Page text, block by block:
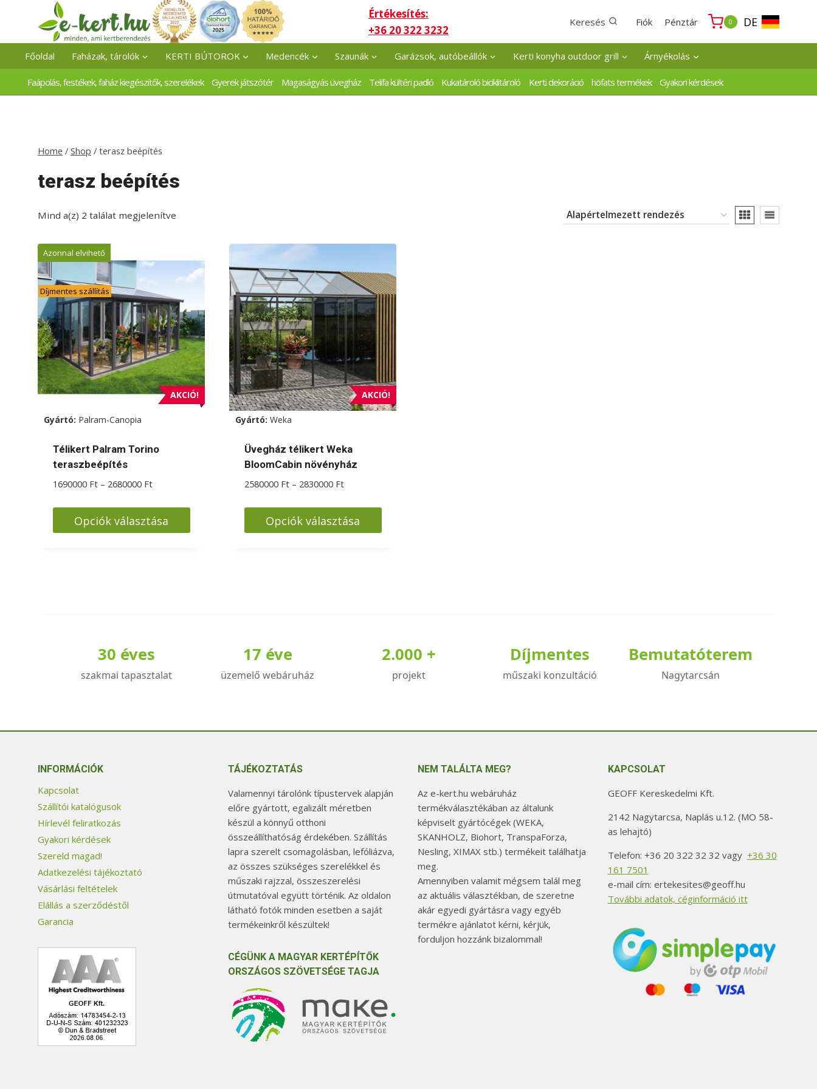
content
Értékesítés:
+36 20 322 3232
Keresés Fiók Pénztár 0 DE
Főoldal Faházak, tárolók KERTI BÚTOROK Medencék Szaunák Garázsok, autóbeállók Kerti konyha outdoor grill Árnyékolás
Faápolás, festékek, faház kiegészítők, szerelékek Gyerek játszótér Magaságyás üvegház Telifa kültéri padló Kukatároló biciklitároló Kerti dekoráció höfats termékek Gyakori kérdések
Home / Shop / terasz beépítés
terasz beépítés
Mind a(z) 2 találat megjelenítve
AKCIÓ!
Azonnal elvihető
Díjmentes szállítás
Gyártó: Palram-Canopia
Télikert Palram Torino
teraszbeépítés
1690000 Ft – 2680000 FtÁrtartomány:
-
2680000 Ft
Opciók választása
változatok
AKCIÓ!
Gyártó: Weka
Üvegház télikert Weka
BloomCabin növényház
2580000 Ft – 2830000 FtÁrtartomány:
-
2830000 Ft
Opciók választása
változatok
a
30 éves
szakmai tapasztalat
17 éve
üzemelő webáruház
2.000 +
projekt
Díjmentes
műszaki konzultáció
Bemutatóterem
Nagytarcsán
INFORMÁCIÓK
Kapcsolat
Szállítói katalógusok
Hírlevél feliratkozás
Gyakori kérdések
Szereld magad!
Adatkezelési tájékoztató
Vásárlási feltételek
Elállás a szerződéstől
Garancia
TÁJÉKOZTATÁS
Valamennyi tárolónk típustervek alapján
előre gyártott, egalizált méretben
készül a könnyű otthoni
összeállíthatóság érdekében. Szállítás
lapra szerelt csomagolásban, lefóliázva,
az összes szükséges szerelékkel és
műszaki rajzzal, összeszerelési
útmutatóval együtt történik. Az oldalon
látható fotók minden esetben a saját
termékeinkről készültek!
CÉGÜNK A MAGYAR KERTÉPÍTŐK
ORSZÁGOS SZÖVETSÉGE TAGJA
NEM TALÁLTA MEG?
Az e-kert.hu webáruház
termékválasztékában az általunk
képviselt gyártócégek (WEKA,
SKANHOLZ, Biohort, TranspaForza,
Nesling, XIMAX stb.) termékeit találhatja
meg.
Amennyiben valamit mégsem talál meg
az aktuális választékban, de szeretne
akár egyedi gyártásra vagy egyéb
termékre ajánlatot kérni, kérjük,
forduljon hozzánk bizalommal!
KAPCSOLAT
GEOFF Kereskedelmi Kft.
2142 Nagytarcsa, Naplás u.12. (MO 58-
as lehajtó)
Telefon: +36 20 322 32 32 vagy +36 30
161 7501
e-mail cím: ertekesites@geoff.hu
További adatok, céginformáció itt